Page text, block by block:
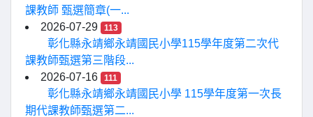
課教師 甄選簡章(一...
2026-07-29
113
彰化縣永靖鄉永靖國民小學115學年度第二次代
課教師甄選第三階段...
2026-07-16
111
彰化縣永靖鄉永靖國民小學 115學年度第一次長
期代課教師甄選第二...